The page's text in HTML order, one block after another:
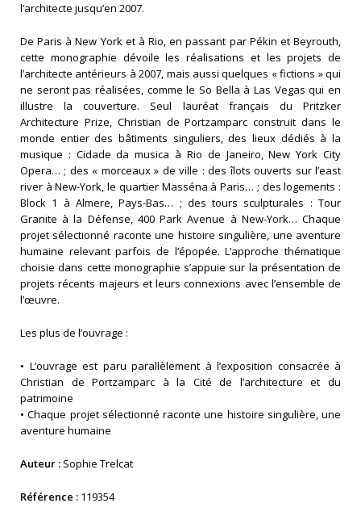
l’architecte jusqu’en 2007.
De Paris à New York et à Rio, en passant par Pékin et Beyrouth,
cette monographie dévoile les réalisations et les projets de
l’architecte antérieurs à 2007, mais aussi quelques « fictions » qui
ne seront pas réalisées, comme le So Bella à Las Vegas qui en
illustre la couverture. Seul lauréat français du Pritzker
Architecture Prize, Christian de Portzamparc construit dans le
monde entier des bâtiments singuliers, des lieux dédiés à la
musique : Cidade da musica à Rio de Janeiro, New York City
Opera… ; des « morceaux » de ville : des îlots ouverts sur l’east
river à New-York, le quartier Masséna à Paris… ; des logements :
Block 1 à Almere, Pays-Bas… ; des tours sculpturales : Tour
Granite à la Défense, 400 Park Avenue à New-York… Chaque
projet sélectionné raconte une histoire singulière, une aventure
humaine relevant parfois de l’épopée. L’approche thématique
choisie dans cette monographie s’appuie sur la présentation de
projets récents majeurs et leurs connexions avec l’ensemble de
l’œuvre.
Les plus de l’ouvrage :
• L’ouvrage est paru parallèlement à l’exposition consacrée à
Christian de Portzamparc à la Cité de l’architecture et du
patrimoine
• Chaque projet sélectionné raconte une histoire singulière, une
aventure humaine
Auteur : Sophie Trelcat
Référence : 119354